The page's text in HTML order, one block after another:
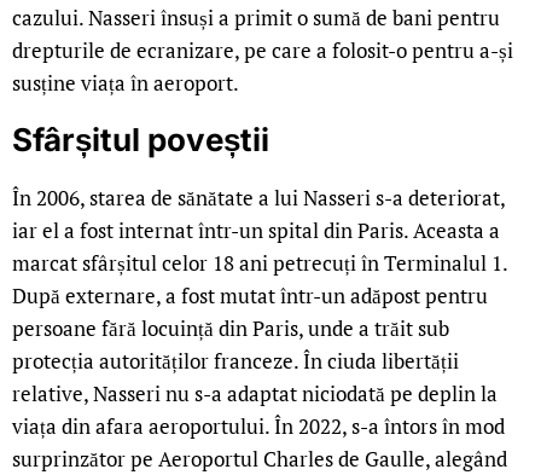
cazului. Nasseri însuși a primit o sumă de bani pentru
drepturile de ecranizare, pe care a folosit-o pentru a-și
susține viața în aeroport.
Sfârșitul poveștii
În 2006, starea de sănătate a lui Nasseri s-a deteriorat,
iar el a fost internat într-un spital din Paris. Aceasta a
marcat sfârșitul celor 18 ani petrecuți în Terminalul 1.
După externare, a fost mutat într-un adăpost pentru
persoane fără locuință din Paris, unde a trăit sub
protecția autorităților franceze. În ciuda libertății
relative, Nasseri nu s-a adaptat niciodată pe deplin la
viața din afara aeroportului. În 2022, s-a întors în mod
surprinzător pe Aeroportul Charles de Gaulle, alegând